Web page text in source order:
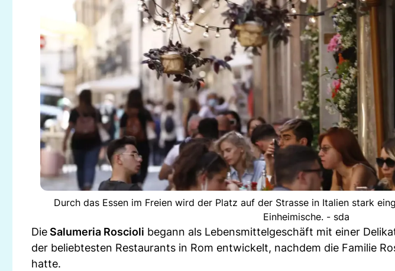
Durch das Essen im Freien wird der Platz auf der Strasse in Italien stark
Einheimische. - sda
DieSalumeria Roscioli begann als Lebensmittelgeschäft mit einer
der beliebtesten Restaurants in Rom entwickelt, nachdem die Familie
hatte.